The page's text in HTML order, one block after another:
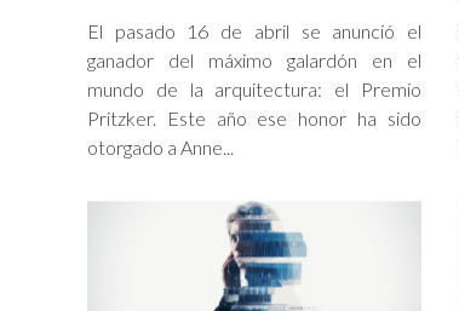
El pasado 16 de abril se anunció el
ganador del máximo galardón en el
mundo de la arquitectura: el Premio
Pritzker. Este año ese honor ha sido
otorgado a Anne...